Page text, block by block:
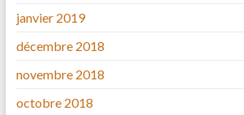
janvier 2019
décembre 2018
novembre 2018
octobre 2018